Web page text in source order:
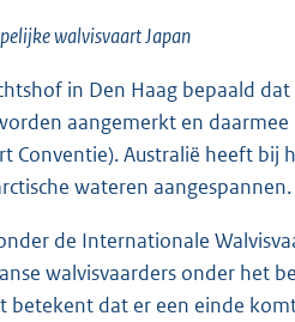
walvisvaart Japan
in Den Haag bepaald
aangemerkt en
Conventie). Australië heeft bij
wateren aangespannen.
de Internationale
walvisvaarders onder het
dat er een einde